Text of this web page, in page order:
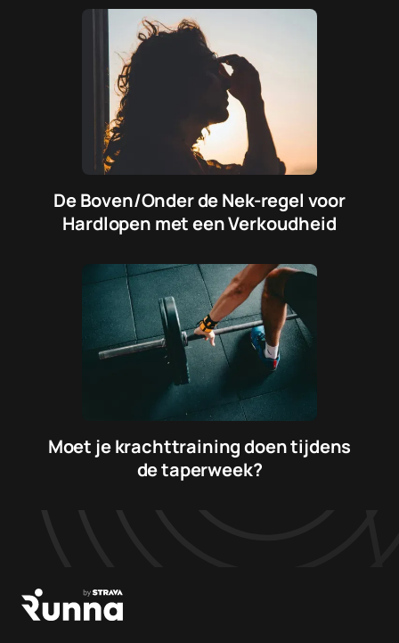
De Boven/Onder de Nek-regel voor
Hardlopen met een Verkoudheid
Moet je krachttraining doen tijdens
de taperweek?